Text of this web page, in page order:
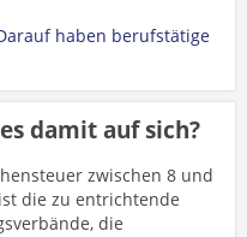
haben berufstätige
damit auf sich?
zwischen 8 und
die zu entrichtende
die